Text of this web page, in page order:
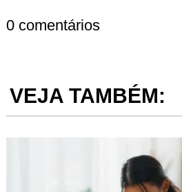
0 comentários
VEJA TAMBÉM: